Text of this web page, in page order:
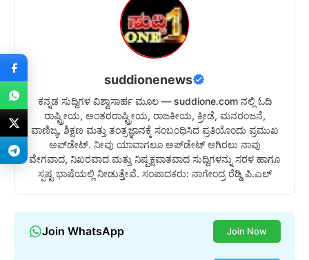
suddionenews
ಕನ್ನಡ ಸುದ್ದಿಗಳ ವಿಶ್ವಾಸಾರ್ಹ ಮೂಲ — suddione.com ನಲ್ಲಿ ಓದಿ
ರಾಷ್ಟ್ರೀಯ, ಅಂತರರಾಷ್ಟ್ರೀಯ, ರಾಜಕೀಯ, ಕ್ರೀಡೆ, ಮನರಂಜನೆ,
ವಾಣಿಜ್ಯ, ಶಿಕ್ಷಣ ಮತ್ತು ತಂತ್ರಜ್ಞಾನಕ್ಕೆ ಸಂಬಂಧಿಸಿದ ಪ್ರತಿಯೊಂದು ಪ್ರಮುಖ
ಅಪ್‌ಡೇಟ್. ನೀವು ಯಾವಾಗಲೂ ಅಪ್‌ಡೇಟ್ ಆಗಿರಲು ನಾವು
ವೇಗವಾದ, ನಿಖರವಾದ ಮತ್ತು ನಿಷ್ಪಕ್ಷಪಾತವಾದ ಸುದ್ದಿಗಳನ್ನು ಸರಳ ಹಾಗೂ
ಸ್ಪಷ್ಟ ಭಾಷೆಯಲ್ಲಿ ನೀಡುತ್ತೇವೆ. ಸಂಪಾದಕರು: ನಾಗೇಂದ್ರ ರೆಡ್ಡಿ ಪಿ.ಎಲ್
Join WhatsApp Join Now